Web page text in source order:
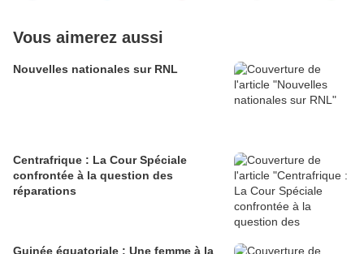
Vous aimerez aussi
Nouvelles nationales sur RNL
Centrafrique : La Cour Spéciale
confrontée à la question des
réparations
Guinée équatoriale : Une femme à la